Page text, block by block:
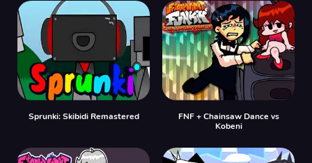
Sprunki: Skibidi Remastered
FNF + Chainsaw Dance vs
Kobeni